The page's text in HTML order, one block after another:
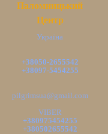
Паломницький
Центр
Україна
+38050-2655542
+38097-5454255
pilgrimsua@gmail.com
VIBER
+380975454255
+380502655542